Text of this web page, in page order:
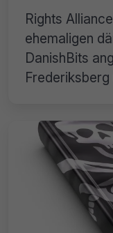
Rights
ehemaligen
DanishBits